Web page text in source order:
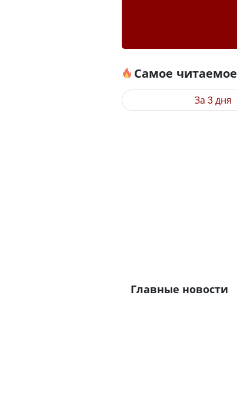
Самое читаемое
За 3 дня
Главные новости